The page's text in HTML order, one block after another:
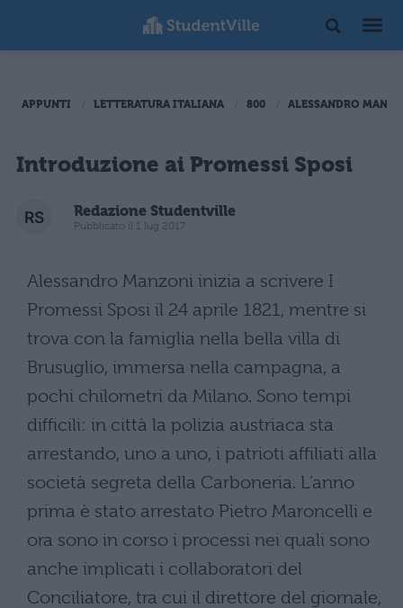
APPUNTI LETTERATURA ITALIANA 800 ALESSANDRO
Introduzione ai Promessi Sposi
Redazione Studentville
Pubblicato il 1 lug 2017
Alessandro Manzoni inizia a scrivere I
Promessi Sposi il 24 aprile 1821, mentre si
trova con la famiglia nella bella villa di
Brusuglio, immersa nella campagna, a
pochi chilometri da Milano. Sono tempi
difficili: in città la polizia austriaca sta
arrestando, uno a uno, i patrioti affiliati alla
società segreta della Carboneria. L’anno
prima è stato arrestato Pietro Maroncelli e
ora sono in corso i processi nei quali sono
anche implicati i collaboratori del
Conciliatore, tra cui il direttore del giornale,